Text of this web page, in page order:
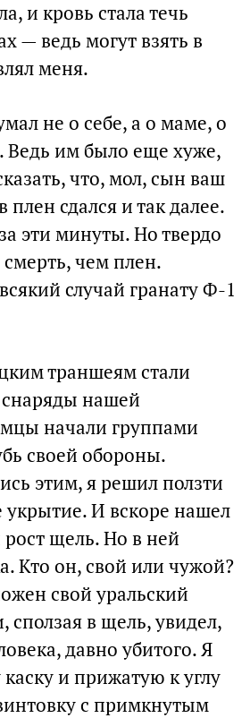
и кровь стала течь
— ведь могут взять в
меня.
не о себе, а о маме, о
Ведь им было еще хуже,
что, мол, сын ваш
плен сдался и так далее.
эти минуты. Но твердо
чем плен.
случай гранату Ф-1
траншеям стали
нашей
начали группами
своей обороны.
этим, я решил ползти
укрытие. И вскоре нашел
щель. Но в ней
Кто он, свой или чужой?
свой уральский
сползая в щель, увидел,
давно убитого. Я
и прижатую к углу
с примкнутым